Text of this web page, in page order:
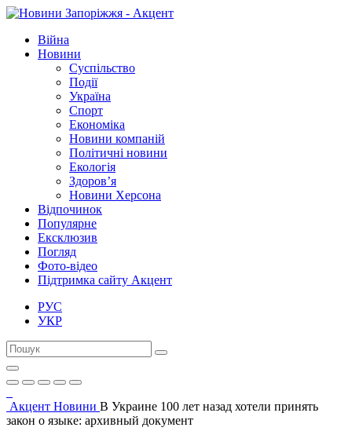
Війна
Новини
Суспільство
Події
Україна
Спорт
Економіка
Новини компаній
Політичні новини
Екологія
Здоров’я
Новини Херсона
Відпочинок
Популярне
Ексклюзив
Погляд
Фото-відео
Підтримка сайту Акцент
РУС
УКР
Акцент Новини В Украине 100 лет назад хотели принять
закон о языке: архивный документ